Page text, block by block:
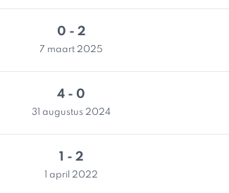
0 - 2
7 maart 2025
4 - 0
31 augustus 2024
1 - 2
1 april 2022